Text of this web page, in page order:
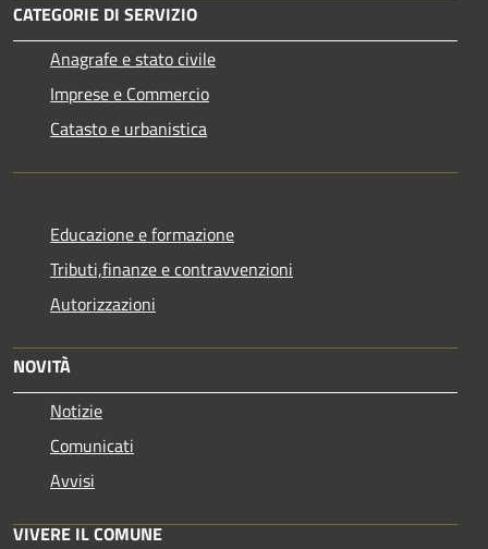
CATEGORIE DI SERVIZIO
Anagrafe e stato civile
Imprese e Commercio
Catasto e urbanistica
Educazione e formazione
Tributi,finanze e contravvenzioni
Autorizzazioni
NOVITÀ
Notizie
Comunicati
Avvisi
VIVERE IL COMUNE